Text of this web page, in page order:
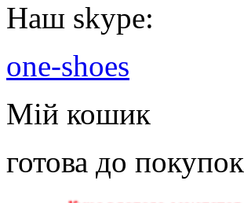
Наш skype:
one-shoes
Мій кошик
готова до покупок